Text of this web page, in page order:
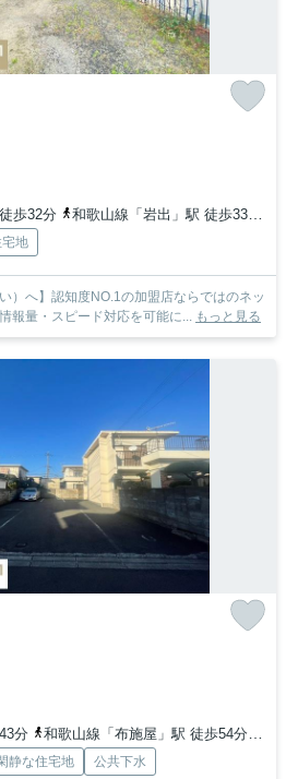
歩32分
和歌山線「岩出」駅 徒歩33分
地
）へ】認知度NO.1の加盟店ならではのネッ
報量・スピード対応を可能に... もっと見る
分
和歌山線「布施屋」駅 徒歩54分
静な住宅地 公共下水